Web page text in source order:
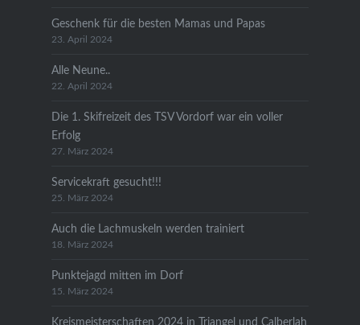
Geschenk für die besten Mamas und Papas
23. April 2024
Alle Neune..
22. April 2024
Die 1. Skifreizeit des TSV Vordorf war ein voller
Erfolg
27. März 2024
Servicekraft gesucht!!!
25. März 2024
Auch die Lachmuskeln werden trainiert
18. März 2024
Punktejagd mitten im Dorf
15. März 2024
Kreismeisterschaften 2024 in Triangel und Calberlah